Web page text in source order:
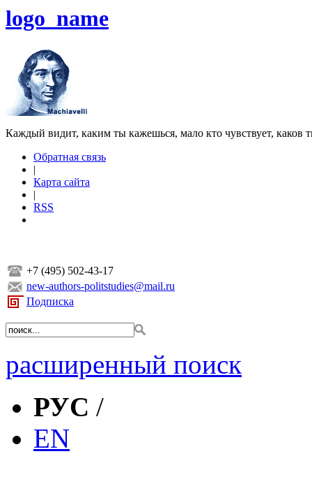
logo_name
Каждый видит, каким ты кажешься, мало кто чувствует, каков
Обратная связь
|
Карта сайта
|
RSS
+7 (495) 502-43-17
new-authors-politstudies@mail.ru
Подписка
расширенный поиск
РУС /
EN